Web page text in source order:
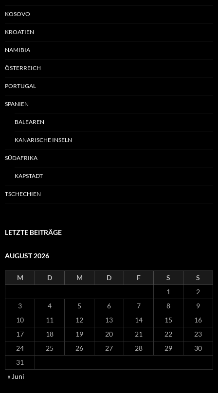
KOSOVO
KROATIEN
NAMIBIA
ÖSTERREICH
PORTUGAL
SPANIEN
BALEAREN
KANARISCHE INSELN
SÜDAFRIKA
KAPSTADT
TSCHECHIEN
LETZTE BEITRÄGE
AUGUST 2026
M D M D F S
S
1
2
3
4 5 6 7 8
9
10
11 12 13 14 15
16
17
18 19 20 21 22
23
24
25 26 27 28 29
30
31
« Juni